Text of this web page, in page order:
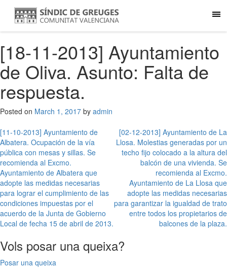
[18-11-2013] Ayuntamiento
de Oliva. Asunto: Falta de
respuesta.
Posted on March 1, 2017 by admin
Post
navigation
[11-10-2013] Ayuntamiento de
Albatera. Ocupación de la vía
pública con mesas y sillas. Se
recomienda al Excmo.
Ayuntamiento de Albatera que
adopte las medidas necesarias
para lograr el cumplimiento de las
condiciones impuestas por el
acuerdo de la Junta de Gobierno
Local de fecha 15 de abril de 2013.
[02-12-2013] Ayuntamiento de La
Llosa. Molestias generadas por un
techo fijo colocado a la altura del
balcón de una vivienda. Se
recomienda al Excmo.
Ayuntamiento de La Llosa que
adopte las medidas necesarias
para garantizar la igualdad de trato
entre todos los propietarios de
balcones de la plaza.
Vols posar una queixa?
Posar una queixa